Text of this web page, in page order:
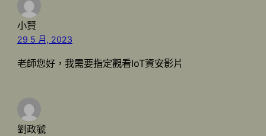
小賢
29 5 月, 2023
老師您好，我需要指定觀看IoT資安影片
劉政虢